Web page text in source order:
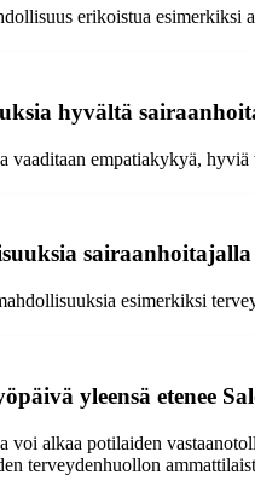
erikoistua
hyvältä
vaaditaan empatiakykyä,
sairaanhoitajalla
esimerkiksi
yleensä etenee
voi alkaa potilaiden
terveydenhuollon